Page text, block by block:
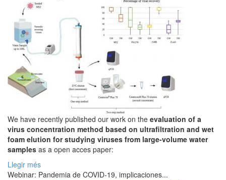
We have recently published our work on the evaluation of a
virus concentration method based on ultrafiltration and wet
foam elution for studying viruses from large-volume water
samples as a open acces paper:
Llegir més
Webinar: Pandemia de COVID-19, implicaciones...